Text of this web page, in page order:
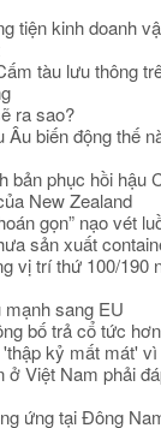
tiện kinh doanh
tàu lưu thông
ra sao?
Âu biến động thế
bản phục hồi hậu
New Zealand
gọn” nạo vét
sản xuất
vị trí thứ 100/190
sang EU
bố trả cổ tức
kỷ mất mát'
ở Việt Nam phải
ứng tại Đông